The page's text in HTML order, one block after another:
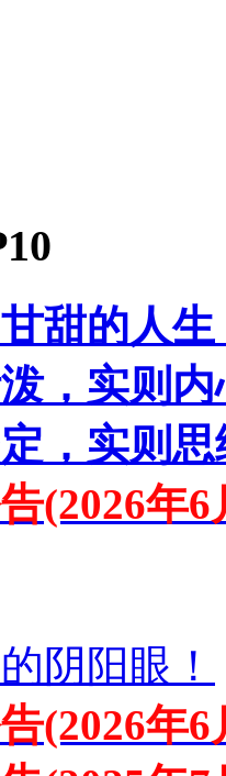
甜的人
，实则
，实则
(2026年
阴阳眼！
(2026年